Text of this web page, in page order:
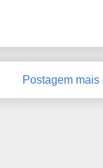
Postagem mais